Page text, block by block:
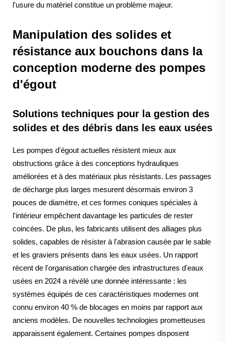
l'usure du matériel constitue un problème majeur.
Manipulation des solides et
résistance aux bouchons dans la
conception moderne des pompes
d'égout
Solutions techniques pour la gestion des
solides et des débris dans les eaux usées
Les pompes d'égout actuelles résistent mieux aux
obstructions grâce à des conceptions hydrauliques
améliorées et à des matériaux plus résistants. Les passages
de décharge plus larges mesurent désormais environ 3
pouces de diamètre, et ces formes coniques spéciales à
l'intérieur empêchent davantage les particules de rester
coincées. De plus, les fabricants utilisent des alliages plus
solides, capables de résister à l'abrasion causée par le sable
et les graviers présents dans les eaux usées. Un rapport
récent de l'organisation chargée des infrastructures d'eaux
usées en 2024 a révélé une donnée intéressante : les
systèmes équipés de ces caractéristiques modernes ont
connu environ 40 % de blocages en moins par rapport aux
anciens modèles. De nouvelles technologies prometteuses
apparaissent également. Certaines pompes disposent